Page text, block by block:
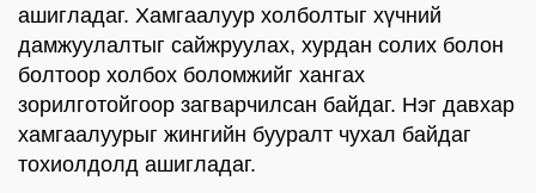
ашигладаг. Хамгаалуур холболтыг хүчний
дамжуулалтыг сайжруулах, хурдан солих болон
болтоор холбох боломжийг хангах
зорилготойгоор загварчилсан байдаг. Нэг давхар
хамгаалуурыг жингийн бууралт чухал байдаг
тохиолдолд ашигладаг.